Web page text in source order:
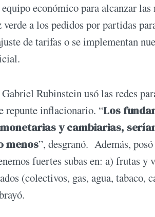
económico para alcanzar las
a los pedidos por partidas
de tarifas o se implementan
Rubinstein usó las redes
repunte inflacionario. “Los
y cambiarias,
menos”, desgranó. Además,
fuertes subas en: a) frutas y
(colectivos, gas, agua, tabaco,